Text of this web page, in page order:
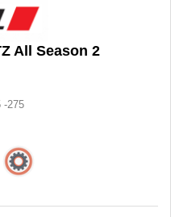
All Season 2
-275